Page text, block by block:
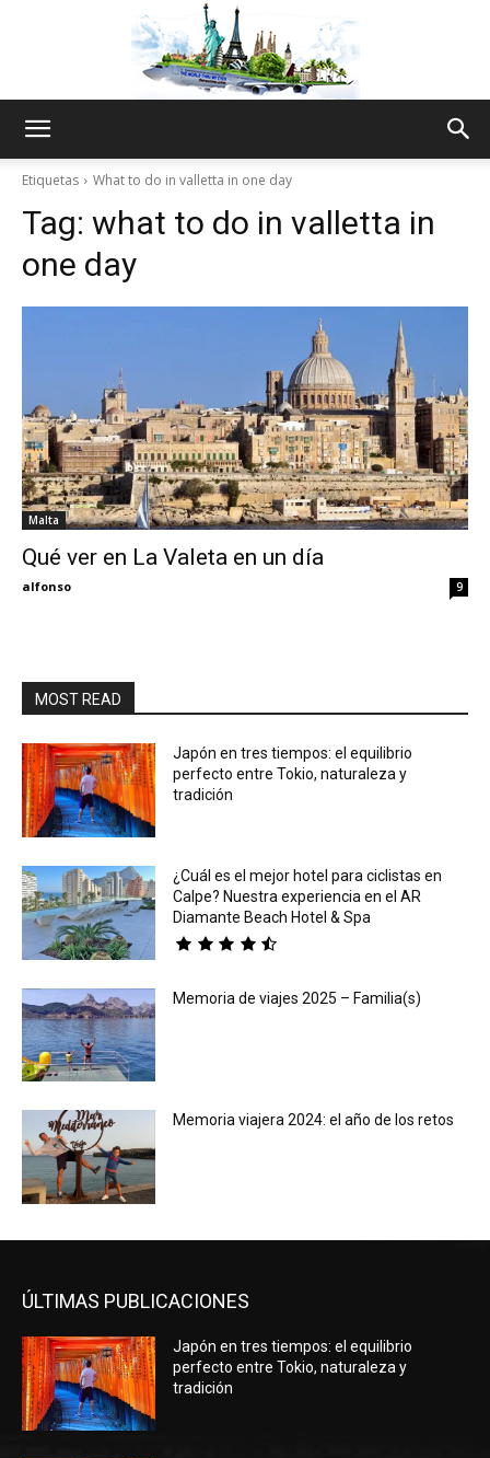
My
Etiquetas What to do in valletta in one day
Tag: what to do in valletta in
one day
Malta
Qué ver en La Valeta en un día
alfonso 9
MOST READ
Japón en tres tiempos: el equilibrio
perfecto entre Tokio, naturaleza y
tradición
¿Cuál es el mejor hotel para ciclistas en
Calpe? Nuestra experiencia en el AR
Diamante Beach Hotel & Spa
Memoria de viajes 2025 – Familia(s)
Memoria viajera 2024: el año de los retos
ÚLTIMAS PUBLICACIONES
Japón en tres tiempos: el equilibrio
perfecto entre Tokio, naturaleza y
tradición